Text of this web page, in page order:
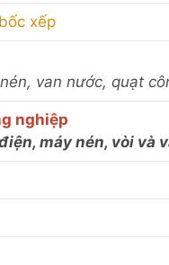
xếp
van nước, quạt
nghiệp
máy nén, vòi và